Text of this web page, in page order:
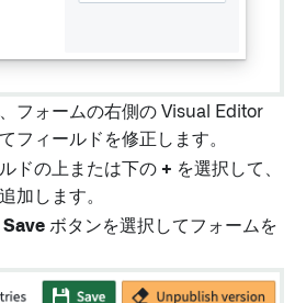
フォームの右側の Visual Editor
フィールドを修正します。
ドの上または下の + を選択して、
加します。
Save ボタンを選択してフォームを